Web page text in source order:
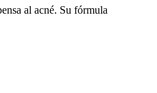
al acné. Su fórmula